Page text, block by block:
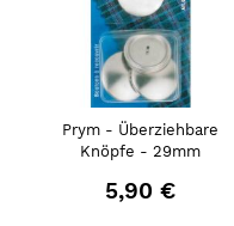
Prym - Überziehbare
Knöpfe - 29mm
5,90 €